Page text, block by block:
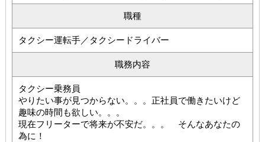
職種
タクシー運転手／タクシードライバー
職務内容
タクシー乗務員
やりたい事が見つからない。。。正社員で働きたいけど
趣味の時間も欲しい。。。
現在フリーターで将来が不安だ。。。 そんなあなたの
為に！